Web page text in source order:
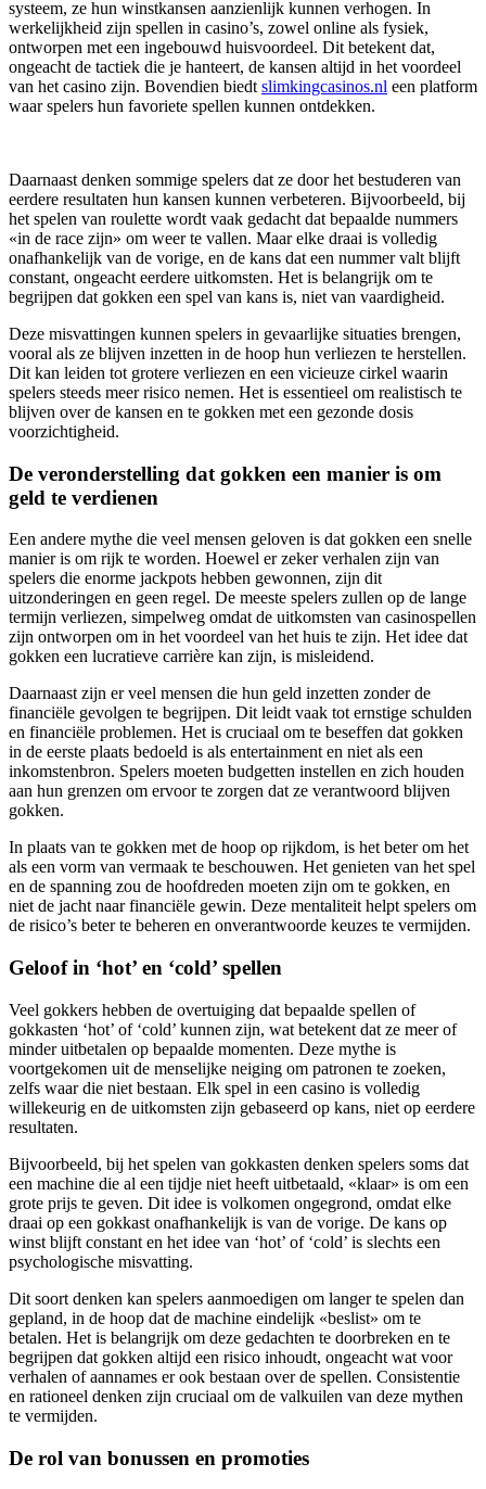
systeem, ze hun winstkansen aanzienlijk kunnen verhogen. In
werkelijkheid zijn spellen in casino’s, zowel online als fysiek,
ontworpen met een ingebouwd huisvoordeel. Dit betekent dat,
ongeacht de tactiek die je hanteert, de kansen altijd in het voordeel
van het casino zijn. Bovendien biedt slimkingcasinos.nl een platform
waar spelers hun favoriete spellen kunnen ontdekken.
Daarnaast denken sommige spelers dat ze door het bestuderen van
eerdere resultaten hun kansen kunnen verbeteren. Bijvoorbeeld, bij
het spelen van roulette wordt vaak gedacht dat bepaalde nummers
«in de race zijn» om weer te vallen. Maar elke draai is volledig
onafhankelijk van de vorige, en de kans dat een nummer valt blijft
constant, ongeacht eerdere uitkomsten. Het is belangrijk om te
begrijpen dat gokken een spel van kans is, niet van vaardigheid.
Deze misvattingen kunnen spelers in gevaarlijke situaties brengen,
vooral als ze blijven inzetten in de hoop hun verliezen te herstellen.
Dit kan leiden tot grotere verliezen en een vicieuze cirkel waarin
spelers steeds meer risico nemen. Het is essentieel om realistisch te
blijven over de kansen en te gokken met een gezonde dosis
voorzichtigheid.
De veronderstelling dat gokken een manier is om
geld te verdienen
Een andere mythe die veel mensen geloven is dat gokken een snelle
manier is om rijk te worden. Hoewel er zeker verhalen zijn van
spelers die enorme jackpots hebben gewonnen, zijn dit
uitzonderingen en geen regel. De meeste spelers zullen op de lange
termijn verliezen, simpelweg omdat de uitkomsten van casinospellen
zijn ontworpen om in het voordeel van het huis te zijn. Het idee dat
gokken een lucratieve carrière kan zijn, is misleidend.
Daarnaast zijn er veel mensen die hun geld inzetten zonder de
financiële gevolgen te begrijpen. Dit leidt vaak tot ernstige schulden
en financiële problemen. Het is cruciaal om te beseffen dat gokken
in de eerste plaats bedoeld is als entertainment en niet als een
inkomstenbron. Spelers moeten budgetten instellen en zich houden
aan hun grenzen om ervoor te zorgen dat ze verantwoord blijven
gokken.
In plaats van te gokken met de hoop op rijkdom, is het beter om het
als een vorm van vermaak te beschouwen. Het genieten van het spel
en de spanning zou de hoofdreden moeten zijn om te gokken, en
niet de jacht naar financiële gewin. Deze mentaliteit helpt spelers om
de risico’s beter te beheren en onverantwoorde keuzes te vermijden.
Geloof in ‘hot’ en ‘cold’ spellen
Veel gokkers hebben de overtuiging dat bepaalde spellen of
gokkasten ‘hot’ of ‘cold’ kunnen zijn, wat betekent dat ze meer of
minder uitbetalen op bepaalde momenten. Deze mythe is
voortgekomen uit de menselijke neiging om patronen te zoeken,
zelfs waar die niet bestaan. Elk spel in een casino is volledig
willekeurig en de uitkomsten zijn gebaseerd op kans, niet op eerdere
resultaten.
Bijvoorbeeld, bij het spelen van gokkasten denken spelers soms dat
een machine die al een tijdje niet heeft uitbetaald, «klaar» is om een
grote prijs te geven. Dit idee is volkomen ongegrond, omdat elke
draai op een gokkast onafhankelijk is van de vorige. De kans op
winst blijft constant en het idee van ‘hot’ of ‘cold’ is slechts een
psychologische misvatting.
Dit soort denken kan spelers aanmoedigen om langer te spelen dan
gepland, in de hoop dat de machine eindelijk «beslist» om te
betalen. Het is belangrijk om deze gedachten te doorbreken en te
begrijpen dat gokken altijd een risico inhoudt, ongeacht wat voor
verhalen of aannames er ook bestaan over de spellen. Consistentie
en rationeel denken zijn cruciaal om de valkuilen van deze mythen
te vermijden.
De rol van bonussen en promoties